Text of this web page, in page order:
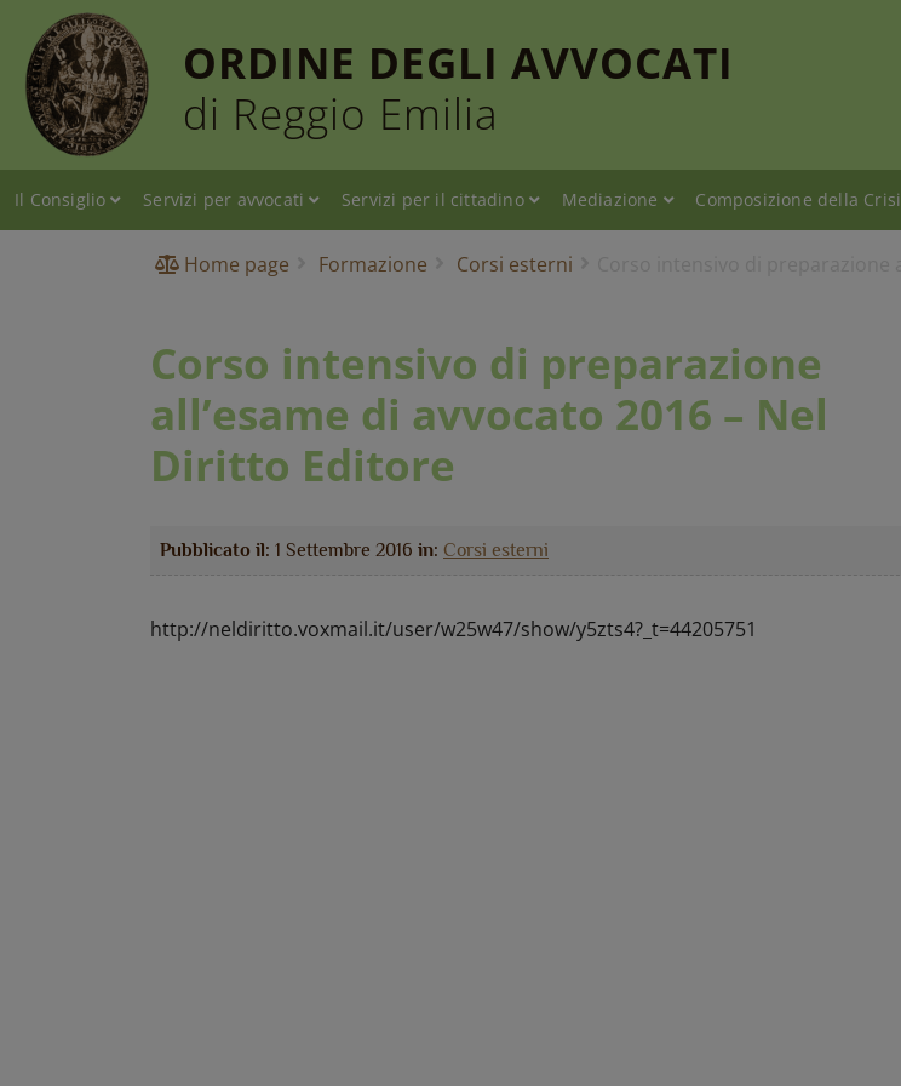
ORDINE DEGLI AVVOCATI
di Reggio Emilia
Il Consiglio Servizi per avvocati Servizi per il cittadino Mediazione Composizione della Crisi
Home page Formazione Corsi esterni
Corso intensivo di preparazione
all’esame di avvocato 2016 – Nel
Diritto Editore
Pubblicato il: 1 Settembre 2016 in: Corsi esterni
http://neldiritto.voxmail.it/user/w25w47/show/y5zts4?_t=44205751